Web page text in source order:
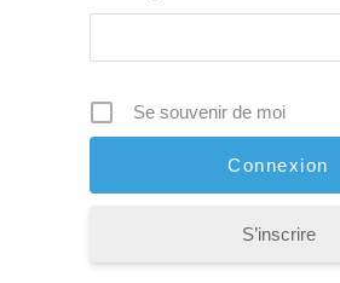
Se souvenir de moi
S’inscrire